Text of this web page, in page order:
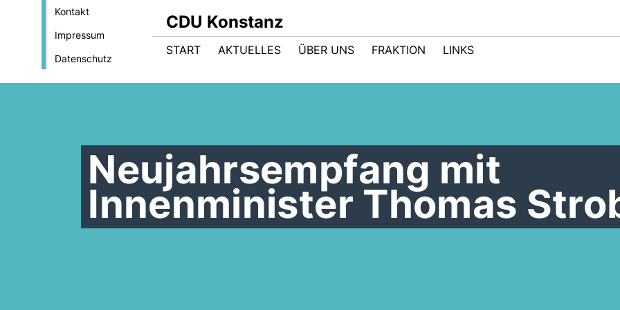
Kontakt
Impressum
Datenschutz
CDU Konstanz
START AKTUELLES ÜBER UNS FRAKTION LINKS
Neujahrsempfang mit
Innenminister Thomas